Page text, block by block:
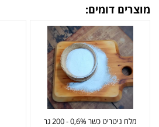
מוצרים דומים:
מלח ניטריט כשר 0,6% - 200 גר